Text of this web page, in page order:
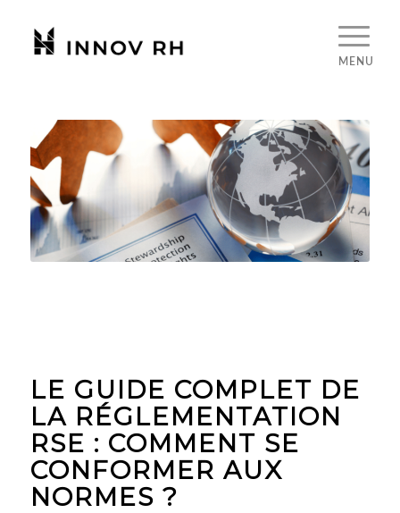
LE GUIDE COMPLET DE
LA RÉGLEMENTATION
RSE : COMMENT SE
CONFORMER AUX
NORMES ?